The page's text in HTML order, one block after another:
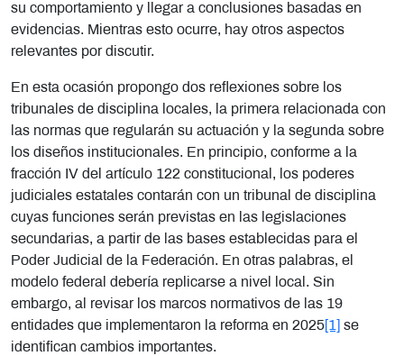
su comportamiento y llegar a conclusiones basadas en
evidencias. Mientras esto ocurre, hay otros aspectos
relevantes por discutir.
En esta ocasión propongo dos reflexiones sobre los
tribunales de disciplina locales, la primera relacionada con
las normas que regularán su actuación y la segunda sobre
los diseños institucionales. En principio, conforme a la
fracción IV del artículo 122 constitucional, los poderes
judiciales estatales contarán con un tribunal de disciplina
cuyas funciones serán previstas en las legislaciones
secundarias, a partir de las bases establecidas para el
Poder Judicial de la Federación. En otras palabras, el
modelo federal debería replicarse a nivel local. Sin
embargo, al revisar los marcos normativos de las 19
entidades que implementaron la reforma en 2025 [1]
se
identifican cambios importantes.